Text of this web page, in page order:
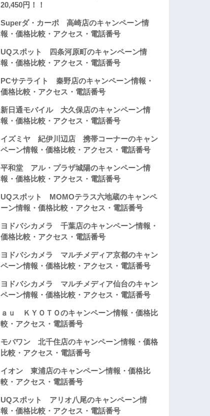
20,450円！！
Superダ・カーポ 高崎店のキャンペーン情
報・価格比較・アクセス・電話番号
UQスポット 四条河原町のキャンペーン情
報・価格比較・アクセス・電話番号
PCサテライト 秦野店のキャンペーン情報・
価格比較・アクセス・電話番号
新日通モバイル 大久保店のキャンペーン情
報・価格比較・アクセス・電話番号
イズミヤ 紀伊川辺店 携帯コーナーのキャン
ペーン情報・価格比較・アクセス・電話番号
平和堂 アル・プラザ城陽のキャンペーン情
報・価格比較・アクセス・電話番号
UQスポット MOMOテラス六地蔵のキャンペ
ーン情報・価格比較・アクセス・電話番号
ヨドバシカメラ 千葉店のキャンペーン情報・
価格比較・アクセス・電話番号
ヨドバシカメラ マルチメディア京都のキャン
ペーン情報・価格比較・アクセス・電話番号
ヨドバシカメラ マルチメディア仙台のキャン
ペーン情報・価格比較・アクセス・電話番号
ａｕ ＫＹＯＴＯのキャンペーン情報・価格比
較・アクセス・電話番号
モバワン 北千住店のキャンペーン情報・価格
比較・アクセス・電話番号
イオン 東浦店のキャンペーン情報・価格比
較・アクセス・電話番号
UQスポット アリオ八尾のキャンペーン情
報・価格比較・アクセス・電話番号